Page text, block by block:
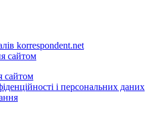
korrespondent.net
сайтом
сайтом
і персональних даних